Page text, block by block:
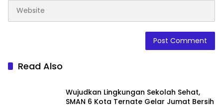
Read Also
Wujudkan Lingkungan Sekolah Sehat,
SMAN 6 Kota Ternate Gelar Jumat Bersih